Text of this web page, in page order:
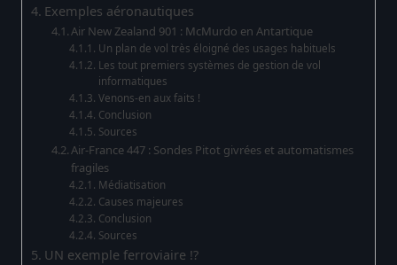
Exemples aéronautiques
Air New Zealand 901 : McMurdo en Antartique
Un plan de vol très éloigné des usages habituels
Les tout premiers systèmes de gestion de vol
informatiques
Venons-en aux faits !
Conclusion
Sources
Air-France 447 : Sondes Pitot givrées et automatismes
fragiles
Médiatisation
Causes majeures
Conclusion
Sources
UN exemple ferroviaire !?